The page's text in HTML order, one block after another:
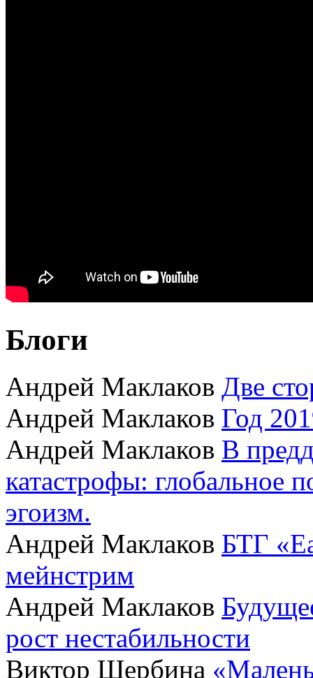
Блоги
Андрей Маклаков Две
Андрей Маклаков Год
Андрей Маклаков В
катастрофы: глобальное
эгоизм.
Андрей Маклаков БТГ
мейнстрим
Андрей Маклаков
рост нестабильности
Виктор Щербина